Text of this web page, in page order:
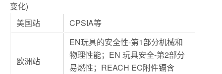
变化)
美国站
CPSIA等
欧洲站
EN玩具的安全性-第1部分机械和
物理性能；EN 玩具安全-第2部分
易燃性；REACH EC附件镉含